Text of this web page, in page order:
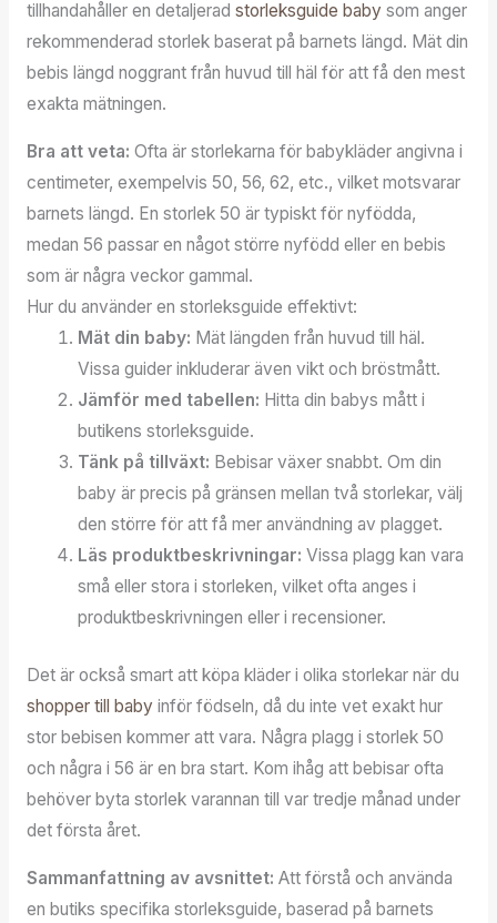
tillhandahåller en detaljerad storleksguide baby som anger
rekommenderad storlek baserat på barnets längd. Mät din
bebis längd noggrant från huvud till häl för att få den mest
exakta mätningen.
Bra att veta: Ofta är storlekarna för babykläder angivna i
centimeter, exempelvis 50, 56, 62, etc., vilket motsvarar
barnets längd. En storlek 50 är typiskt för nyfödda,
medan 56 passar en något större nyfödd eller en bebis
som är några veckor gammal.
Hur du använder en storleksguide effektivt:
Mät din baby: Mät längden från huvud till häl.
Vissa guider inkluderar även vikt och bröstmått.
Jämför med tabellen: Hitta din babys mått i
butikens storleksguide.
Tänk på tillväxt: Bebisar växer snabbt. Om din
baby är precis på gränsen mellan två storlekar, välj
den större för att få mer användning av plagget.
Läs produktbeskrivningar: Vissa plagg kan vara
små eller stora i storleken, vilket ofta anges i
produktbeskrivningen eller i recensioner.
Det är också smart att köpa kläder i olika storlekar när du
shopper till baby inför födseln, då du inte vet exakt hur
stor bebisen kommer att vara. Några plagg i storlek 50
och några i 56 är en bra start. Kom ihåg att bebisar ofta
behöver byta storlek varannan till var tredje månad under
det första året.
Sammanfattning av avsnittet: Att förstå och använda
en butiks specifika storleksguide, baserad på barnets